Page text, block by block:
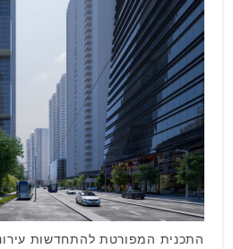
התכנית המפורטת להתחדשות